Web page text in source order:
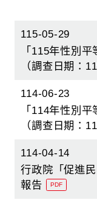
115-05-29
「115年性別
（調查日期：
114-06-23
「114年性別
（調查日期：
114-04-14
行政院「促進
報告
PDF